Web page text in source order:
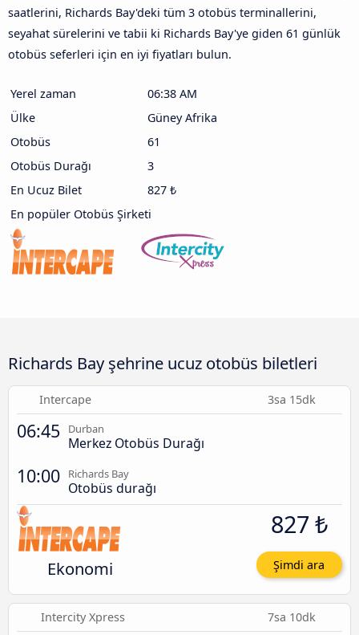
saatlerini, Richards Bay'deki tüm 3 otobüs terminallerini,
seyahat sürelerini ve tabii ki Richards Bay'ye giden 61 günlük
otobüs seferleri için en iyi fiyatları bulun.
Yerel zaman
06:38 AM
Ülke
Güney Afrika
Otobüs
61
Otobüs Durağı
3
En Ucuz Bilet
827 ₺
En popüler Otobüs Şirketi
Richards Bay şehrine ucuz otobüs biletleri
Intercape 3sa 15dk
06:45 Durban
Merkez Otobüs Durağı
10:00 Richards Bay
Otobüs durağı
Ekonomi
827 ₺
Şimdi ara
Intercity Xpress 7sa 10dk